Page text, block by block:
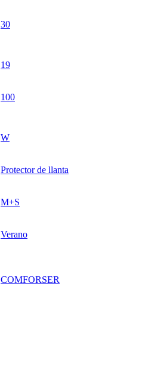
30
19
100
W
Protector de llanta
M+S
Verano
COMFORSER